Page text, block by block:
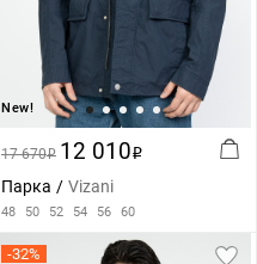
New!
17 670i 12 010i
Парка Vizani
48 50 52 54 56 60
-32%